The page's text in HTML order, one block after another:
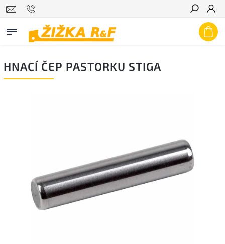
Hledat
HNACÍ ČEP PASTORKU STIGA